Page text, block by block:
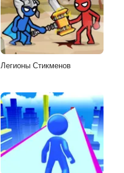
Легионы Стикменов